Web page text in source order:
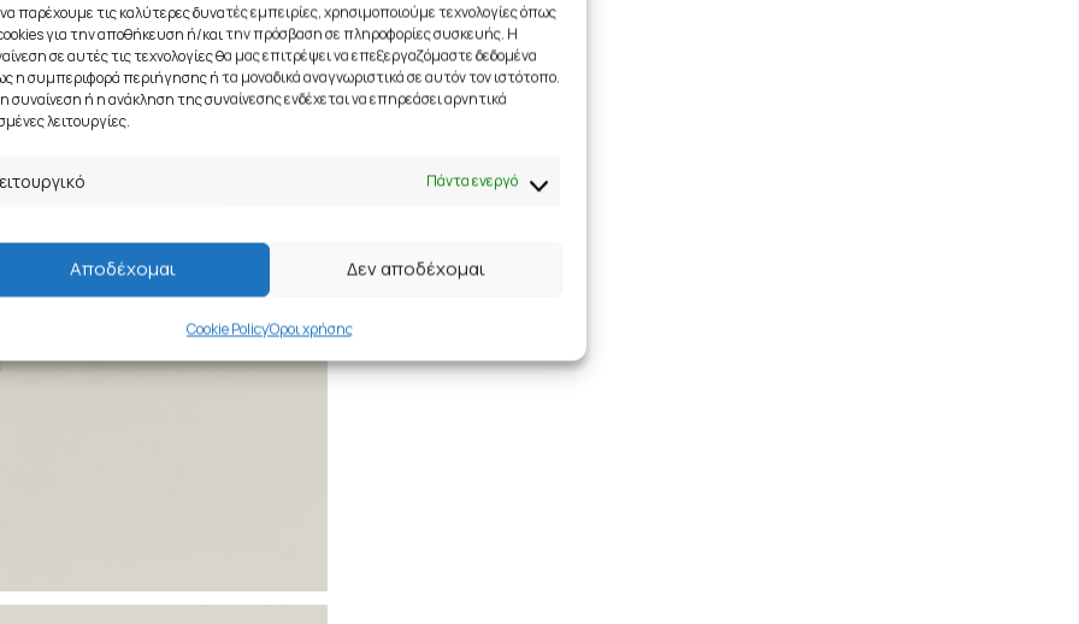
να παρέχουμε τις καλύτερες δυνατές εμπειρίες, χρησιμοποιούμε τεχνολογίες όπως
για την αποθήκευση ή/και την πρόσβαση σε πληροφορίες συσκευής. Η
σε αυτές τις τεχνολογίες θα μας επιτρέψει να επεξεργαζόμαστε δεδομένα
η συμπεριφορά περιήγησης ή τα μοναδικά αναγνωριστικά σε αυτόν τον ιστότοπο.
συναίνεση ή η ανάκληση της συναίνεσης ενδέχεται να επηρεάσει αρνητικά
λειτουργίες.
Πάντα ενεργό
Αποδέχομαι Δεν αποδέχομαι
Cookie PolicyΌροι χρήσης